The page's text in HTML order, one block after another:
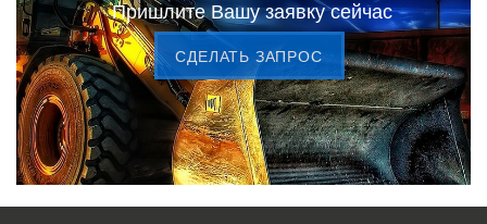
Пришлите Вашу заявку сейчас
CДЕЛАТЬ ЗАПРОС